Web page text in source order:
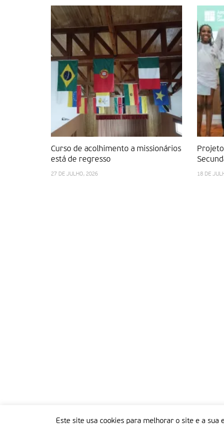
Curso de acolhimento a missionários
está de regresso
27 DE JULHO, 2026
Projeto
18 DE
Este site usa cookies para melhorar o site e a